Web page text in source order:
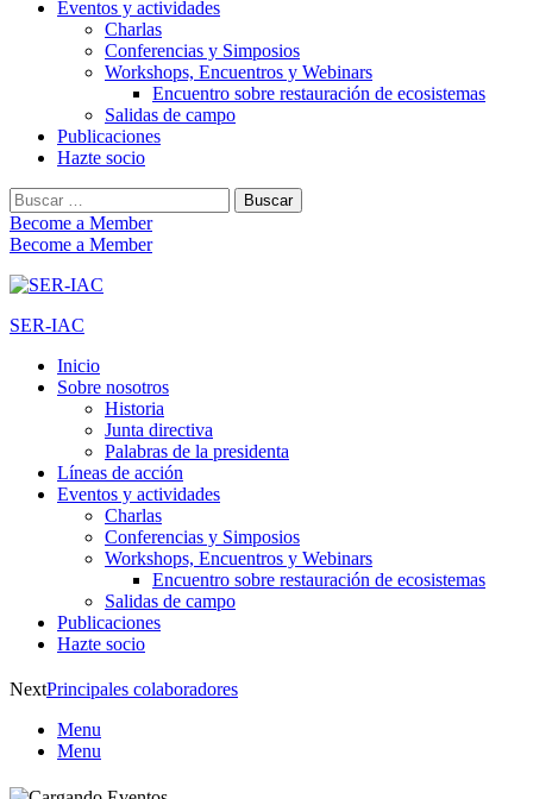
Eventos y actividades
Charlas
Conferencias y Simposios
Workshops, Encuentros y Webinars
Encuentro sobre restauración de ecosistemas
Salidas de campo
Publicaciones
Hazte socio
Buscar:
Become a Member
Become a Member
SER-IAC
Inicio
Sobre nosotros
Historia
Junta directiva
Palabras de la presidenta
Líneas de acción
Eventos y actividades
Charlas
Conferencias y Simposios
Workshops, Encuentros y Webinars
Encuentro sobre restauración de ecosistemas
Salidas de campo
Publicaciones
Hazte socio
NextPrincipales colaboradores
Menu
Menu